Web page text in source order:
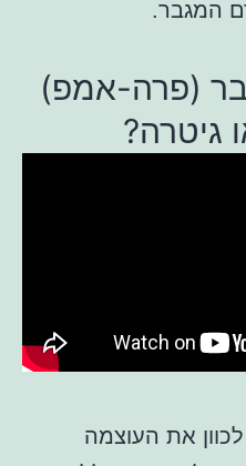
המגבר.
(פרה-אמפ)
גיטרה?
את העוצמה